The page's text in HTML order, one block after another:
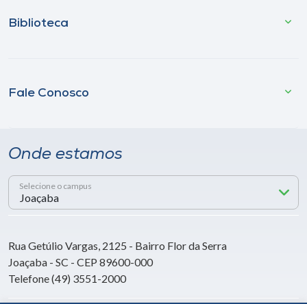
Biblioteca
Fale Conosco
Onde estamos
Selecione o campus
Rua Getúlio Vargas, 2125 - Bairro Flor da Serra
Joaçaba - SC - CEP 89600-000
Telefone (49) 3551-2000